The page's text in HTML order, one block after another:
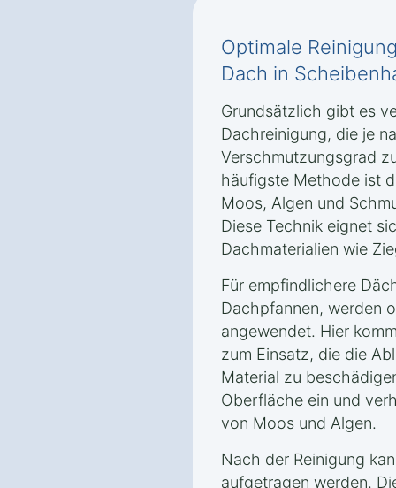
Optimale
Dach in
Grundsätzlich gibt es
Dachreinigung, die je
Verschmutzungsgrad
häufigste Methode ist
Moos, Algen und
Diese Technik eignet
Dachmaterialien wie
Für empfindlichere
Dachpfannen, werden
angewendet. Hier
zum Einsatz, die die
Material zu
Oberfläche ein und
von Moos und Algen.
Nach der Reinigung
aufgetragen werden.